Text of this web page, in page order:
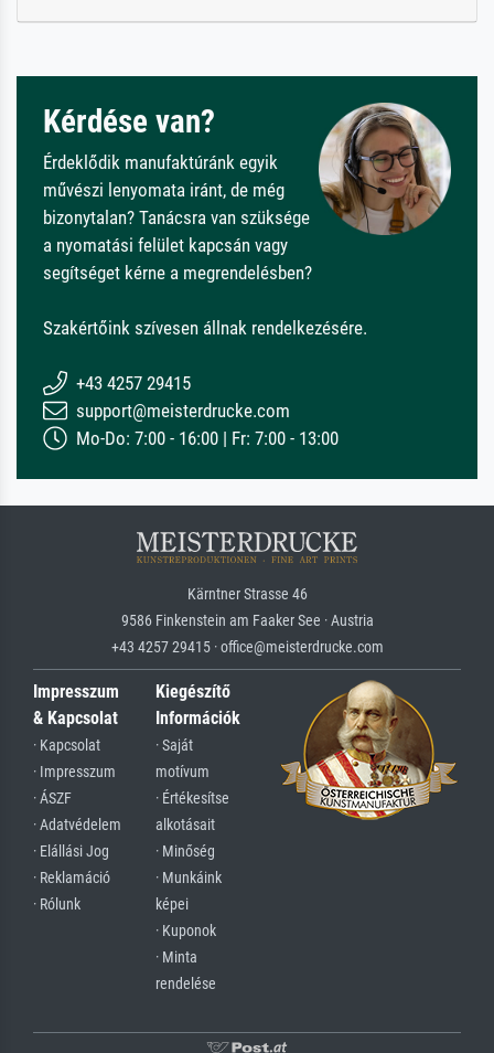
Kérdése van?
Érdeklődik manufaktúránk egyik
művészi lenyomata iránt, de még
bizonytalan? Tanácsra van szüksége
a nyomatási felület kapcsán vagy
segítséget kérne a megrendelésben?
Szakértőink szívesen állnak rendelkezésére.
+43 4257 29415
support@meisterdrucke.com
Mo-Do: 7:00 - 16:00 | Fr: 7:00 - 13:00
Kärntner Strasse 46
9586 Finkenstein am Faaker See · Austria
+43 4257 29415 · office@meisterdrucke.com
Impresszum
& Kapcsolat
· Kapcsolat
· Impresszum
· ÁSZF
· Adatvédelem
· Elállási Jog
· Reklamáció
· Rólunk
Kiegészítő
Információk
· Saját
motívum
· Értékesítse
alkotásait
· Minőség
· Munkáink
képei
· Kuponok
· Minta
rendelése